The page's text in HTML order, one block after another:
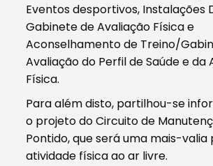
Eventos desportivos, Instalações
Gabinete de Avaliação Física e
Aconselhamento de Treino/
Avaliação do Perfil de Saúde e da
Física.
Para além disto, partilhou-se
o projeto do Circuito de
Pontido, que será uma mais-
atividade física ao ar livre.